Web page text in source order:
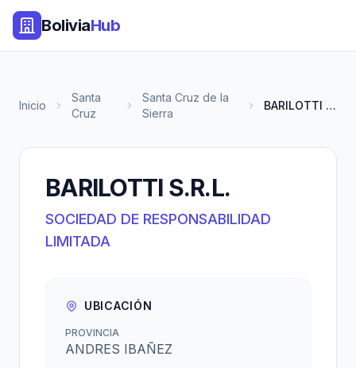
BoliviaHub
Inicio
Santa
Cruz
Santa Cruz de la
Sierra
BARILOTTI S.R.L.
BARILOTTI S.R.L.
SOCIEDAD DE RESPONSABILIDAD
LIMITADA
UBICACIÓN
PROVINCIA
ANDRES IBAÑEZ